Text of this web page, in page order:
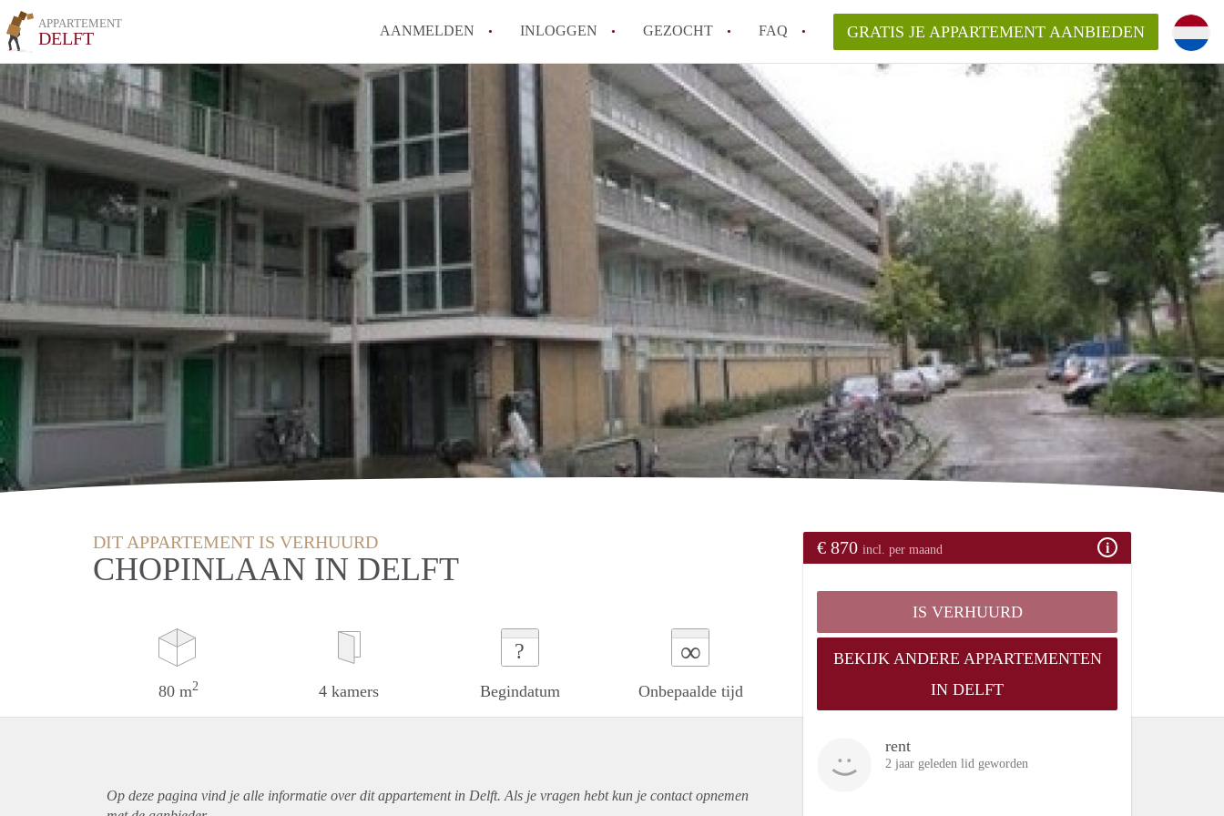
APPARTEMENT
DELFT AANMELDEN INLOGGEN GEZOCHT FAQ
How to translate AppartementDelft!
Wat is AppartementDelft?
Hoeveel kost het om te reageren op een Appartement in Delft?
Wat is de privacyverklaring van AppartementDelft?
Berekent AppartementDelft makelaarsvergoeding/bemiddelingsvergoeding?
Alle veelgestelde vragen
GRATIS JE APPARTEMENT AANBIEDEN
DIT APPARTEMENT IS VERHUURD
CHOPINLAAN IN DELFT
80 m2 4 kamers
?
Begindatum
∞
Onbepaalde tijd
€ 870 incl. per maand
IS VERHUURD
BEKIJK ANDERE APPARTEMENTEN
IN DELFT
rent
2 jaar geleden lid geworden
Op deze pagina vind je alle informatie over ditappartementin Delft. Als je vragen hebt kun je contact opnemen